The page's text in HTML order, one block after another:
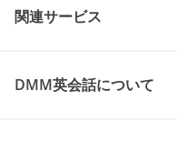
関連サービス
DMM英会話について